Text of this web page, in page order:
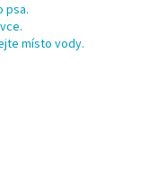
psa.
místo vody.